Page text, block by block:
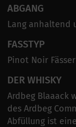
ABGANG
Lang anhaltend
FASSTYP
Pinot Noir
DER WHISKY
Ardbeg Blaaack
des Ardbeg
Abfüllung ist